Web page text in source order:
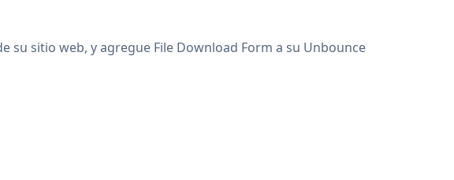
su sitio web, y agregue File Download Form a su Unbounce